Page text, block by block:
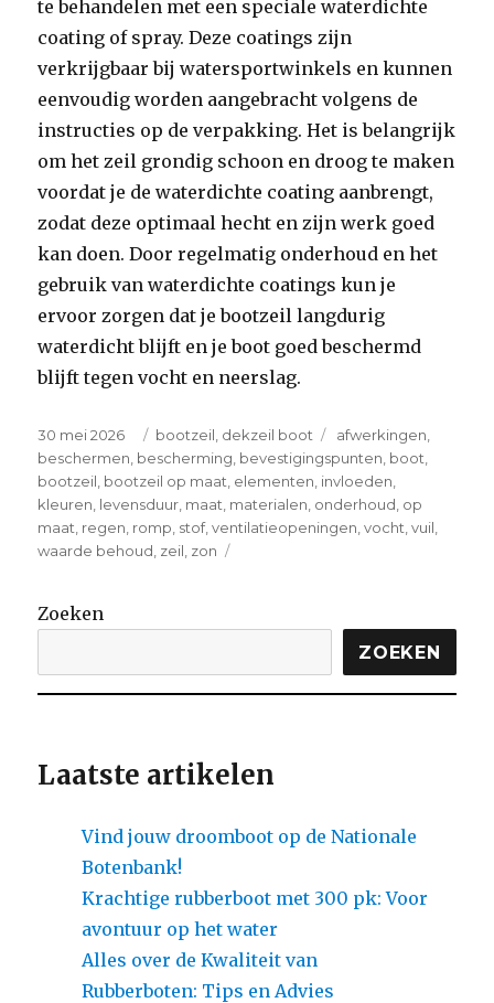
te behandelen met een speciale waterdichte
coating of spray. Deze coatings zijn
verkrijgbaar bij watersportwinkels en kunnen
eenvoudig worden aangebracht volgens de
instructies op de verpakking. Het is belangrijk
om het zeil grondig schoon en droog te maken
voordat je de waterdichte coating aanbrengt,
zodat deze optimaal hecht en zijn werk goed
kan doen. Door regelmatig onderhoud en het
gebruik van waterdichte coatings kun je
ervoor zorgen dat je bootzeil langdurig
waterdicht blijft en je boot goed beschermd
blijft tegen vocht en neerslag.
Posted
on
30 mei 2026 Categories
bootzeil dekzeil boot Tags
afwerkingen
beschermen bescherming bevestigingspunten boot
bootzeil bootzeil op maat elementen invloeden
kleuren levensduur maat materialen onderhoud op
maat regen romp stof,ventilatieopeningen ,vocht ,vuil
waarde behoud zeil zon
Bootzeil
Zoeken
ZOEKEN
Laatste artikelen
Vind jouw droomboot op de Nationale
Botenbank!
Krachtige rubberboot met 300 pk: Voor
avontuur op het water
Alles over de Kwaliteit van
Rubberboten: Tips en Advies